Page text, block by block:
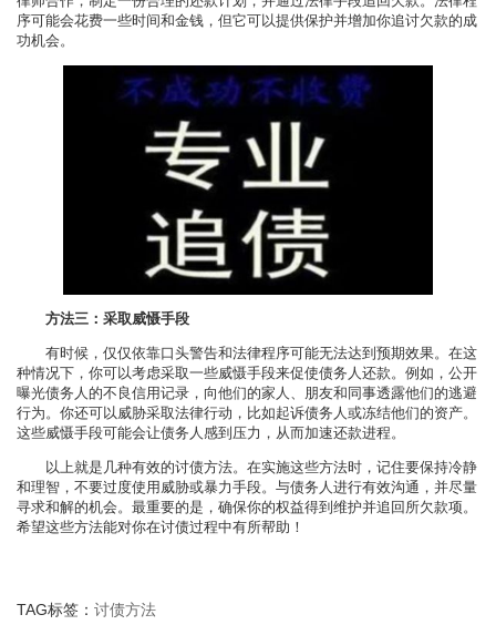
序可能会花费一些时间和金钱，但它可以提供保护并增加你追讨欠款的成
功机会。
方法三：采取威慑手段
有时候，仅仅依靠口头警告和法律程序可能无法达到预期效果。在这
种情况下，你可以考虑采取一些威慑手段来促使债务人还款。例如，公开
曝光债务人的不良信用记录，向他们的家人、朋友和同事透露他们的逃避
行为。你还可以威胁采取法律行动，比如起诉债务人或冻结他们的资产。
这些威慑手段可能会让债务人感到压力，从而加速还款进程。
以上就是几种有效的讨债方法。在实施这些方法时，记住要保持冷静
和理智，不要过度使用威胁或暴力手段。与债务人进行有效沟通，并尽量
寻求和解的机会。最重要的是，确保你的权益得到维护并追回所欠款项。
希望这些方法能对你在讨债过程中有所帮助！
TAG标签： 讨债方法